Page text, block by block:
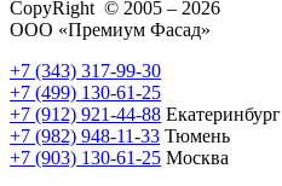
CopyRight © 2005 – 2026
ООО «Премиум Фасад»
+7 (343) 317-99-30
+7 (499) 130-61-25
+7 (912) 921-44-88 Екатеринбург
+7 (982) 948-11-33 Тюмень
+7 (903) 130-61-25 Москва